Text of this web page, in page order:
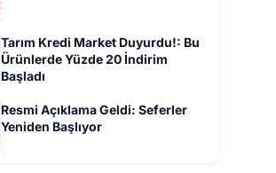
Tarım Kredi Market Duyurdu!: Bu
Ürünlerde Yüzde 20 İndirim
Başladı
Resmi Açıklama Geldi: Seferler
Yeniden Başlıyor